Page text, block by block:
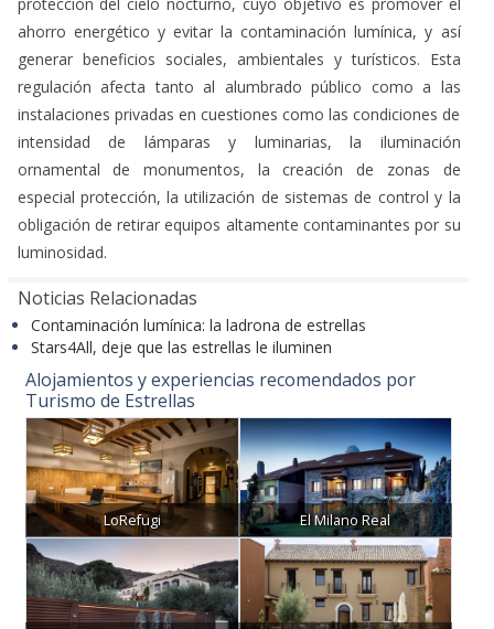
protección del cielo nocturno, cuyo objetivo es promover el
ahorro energético y evitar la contaminación lumínica, y así
generar beneficios sociales, ambientales y turísticos. Esta
regulación afecta tanto al alumbrado público como a las
instalaciones privadas en cuestiones como las condiciones de
intensidad de lámparas y luminarias, la iluminación
ornamental de monumentos, la creación de zonas de
especial protección, la utilización de sistemas de control y la
obligación de retirar equipos altamente contaminantes por su
Noticias Relacionadas
Contaminación lumínica: la ladrona de estrellas
Stars4All, deje que las estrellas le iluminen
Alojamientos y experiencias recomendados por
Turismo de Estrellas
LoRefugi El Milano Real